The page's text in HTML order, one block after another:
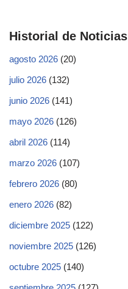
Historial de Noticias
agosto 2026 (20)
julio 2026 (132)
junio 2026 (141)
mayo 2026 (126)
abril 2026 (114)
marzo 2026 (107)
febrero 2026 (80)
enero 2026 (82)
diciembre 2025 (122)
noviembre 2025 (126)
octubre 2025 (140)